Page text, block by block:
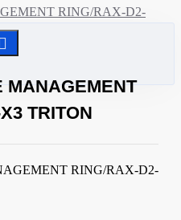
RING/RAX-D2-
MANAGEMENT
TRITON